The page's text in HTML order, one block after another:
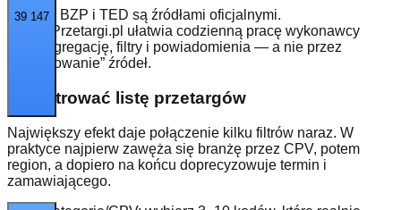
39 147
Uwaga: BZP i TED są źródłami oficjalnymi.
ZnajdzPrzetargi.pl ułatwia codzienną pracę wykonawcy
przez agregację, filtry i powiadomienia — a nie przez
„zastępowanie” źródeł.
Jak filtrować listę przetargów
Największy efekt daje połączenie kilku filtrów naraz. W
praktyce najpierw zawęża się branżę przez CPV, potem
region, a dopiero na końcu doprecyzowuje termin i
zamawiającego.